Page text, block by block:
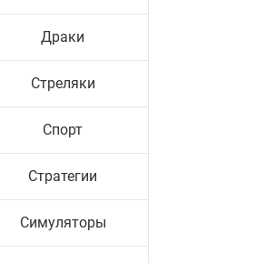
Драки
Стреляки
Спорт
Стратегии
Симуляторы